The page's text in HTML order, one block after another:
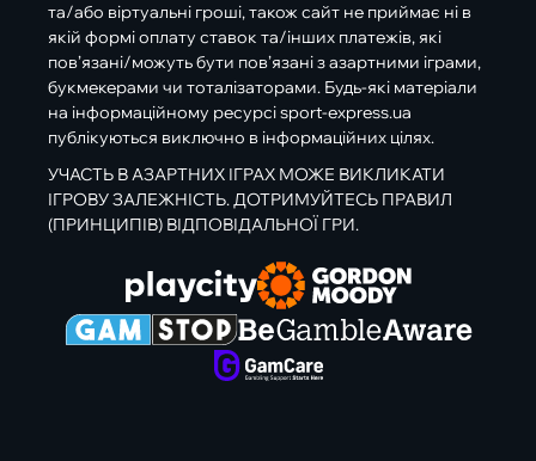
та/або віртуальні гроші, також сайт не приймає ні в
якій формі оплату ставок та/інших платежів, які
пов’язані/можуть бути пов’язані з азартними іграми,
букмекерами чи тоталізаторами. Будь-які матеріали
на інформаційному ресурсі sport-express.ua
публікуються виключно в інформаційних цілях.
УЧАСТЬ В АЗАРТНИХ ІГРАХ МОЖЕ ВИКЛИКАТИ
ІГРОВУ ЗАЛЕЖНІСТЬ. ДОТРИМУЙТЕСЬ ПРАВИЛ
(ПРИНЦИПІВ) ВІДПОВІДАЛЬНОЇ ГРИ.